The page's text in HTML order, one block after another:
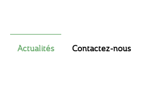
Actualités Contactez-nous